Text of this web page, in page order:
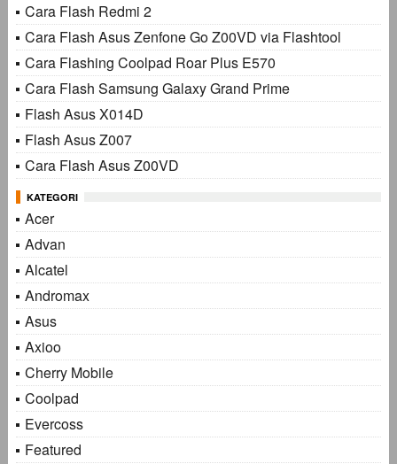
Cara Flash Redmi 2
Cara Flash Asus Zenfone Go Z00VD via Flashtool
Cara Flashing Coolpad Roar Plus E570
Cara Flash Samsung Galaxy Grand Prime
Flash Asus X014D
Flash Asus Z007
Cara Flash Asus Z00VD
KATEGORI
Acer
Advan
Alcatel
Andromax
Asus
Axioo
Cherry Mobile
Coolpad
Evercoss
Featured